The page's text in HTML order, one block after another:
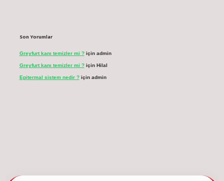
Son Yorumlar
Greyfurt kanı temizler mi ?için admin
Greyfurt kanı temizler mi ?için Hilal
Epitermal sistem nedir ?için admin